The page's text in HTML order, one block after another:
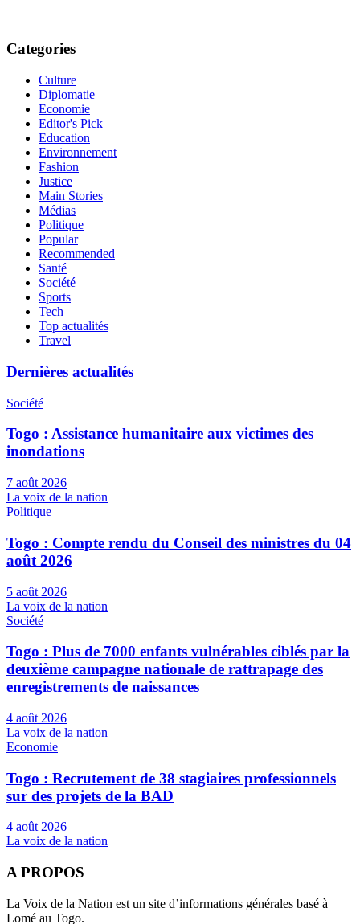
Categories
Culture
Diplomatie
Economie
Editor's Pick
Education
Environnement
Fashion
Justice
Main Stories
Médias
Politique
Popular
Recommended
Santé
Société
Sports
Tech
Top actualités
Travel
Dernières actualités
Société
Togo : Assistance humanitaire aux victimes des
inondations
7 août 2026
La voix de la nation
Politique
Togo : Compte rendu du Conseil des ministres du 04
août 2026
5 août 2026
La voix de la nation
Société
Togo : Plus de 7000 enfants vulnérables ciblés par la
deuxième campagne nationale de rattrapage des
enregistrements de naissances
4 août 2026
La voix de la nation
Economie
Togo : Recrutement de 38 stagiaires professionnels
sur des projets de la BAD
4 août 2026
La voix de la nation
A PROPOS
La Voix de la Nation est un site d’informations générales basé à
Lomé au Togo.